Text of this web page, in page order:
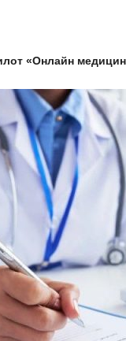
«Онлайн